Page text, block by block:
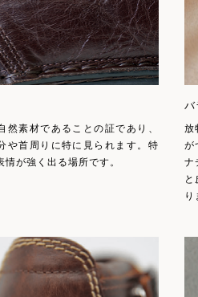
然素材であることの証であり、
や首周りに特に見られます。特
情が強く出る場所です。
バ
放
が
ナ
り